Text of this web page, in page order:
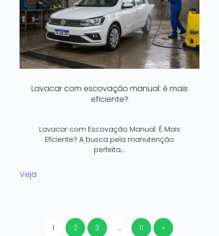
Lavacar com escovação manual: é mais
eficiente?
Lavacar com Escovação Manual: É Mais
Eficiente? A busca pela manutenção
perfeita…
Veja
1 2 3 … 11 »